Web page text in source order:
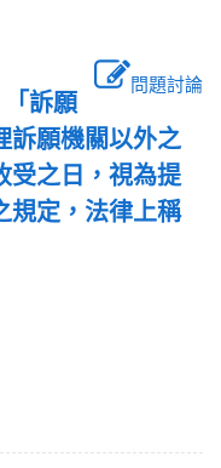
問題討論
訴願
訴願機關以外之
受之日，視為提
規定，法律上稱